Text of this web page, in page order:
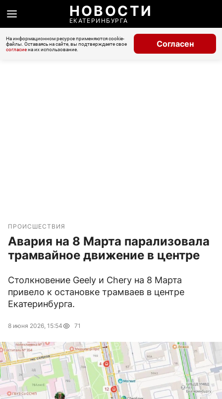
НОВОСТИ
ЕКАТЕРИНБУРГА
На информационном ресурсе применяются cookie-
файлы. Оставаясь на сайте, вы подтверждаете свое
согласиена их использование.
Согласен
ПРОИСШЕСТВИЯ
Авария на 8 Марта парализовала
трамвайное движение в центре
Столкновение Geely и Chery на 8 Марта
привело к остановке трамваев в центре
Екатеринбурга.
8 июня 2026, 15:54 71